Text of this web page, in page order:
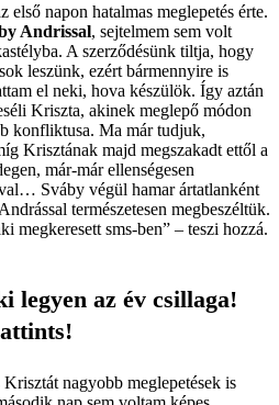
első napon hatalmas meglepetés érte.
Andrissal, sejtelmem sem volt
A szerződésünk tiltja, hogy
leszünk, ezért bármennyire is
el neki, hova készülök. Így aztán
Kriszta, akinek meglepő módon
konfliktusa. Ma már tudjuk,
Krisztának majd megszakadt ettől a
már-már ellenségesen
Sváby végül hamar ártatlanként
természetesen megbeszéltük.
megkeresett sms-ben” – teszi hozzá.
legyen az év csillaga!
nagyobb meglepetések is